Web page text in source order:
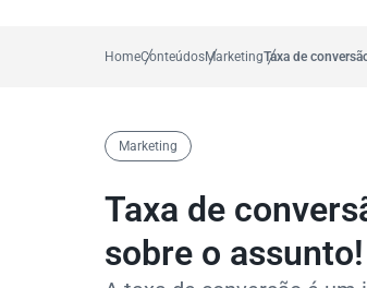
HomeConteúdosMarketingTaxa de
Marketing
Taxa de
sobre o assunto!